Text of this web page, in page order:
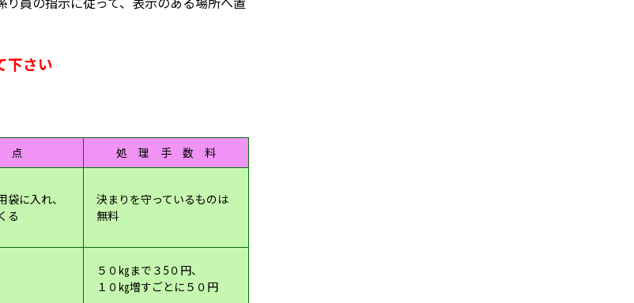
員の指示に従って、表示のある場所へ置
下さい
点 処 理 手 数 料
袋に入れ、
る
決まりを守っているものは
無料
５０㎏まで３5 ０円 、
１０㎏増すごとに ５０円